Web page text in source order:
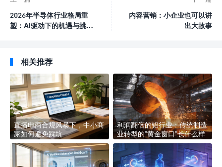
2026年半导体行业格局重
塑：AI驱动下的机遇与挑战
内容营销：小企业也可以讲
出大故事
相关推荐
直播电商合规风暴下，中小商
家如何避免踩坑
利润翻倍的铝行业：传统制造
业转型的”黄金窗口”长什么样